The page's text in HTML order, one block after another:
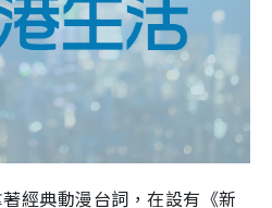
經典動漫台詞，在設有《新